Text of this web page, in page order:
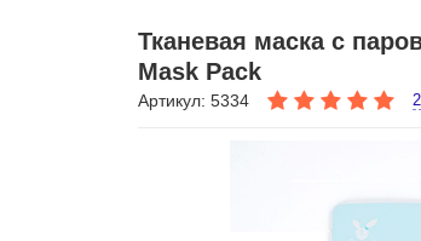
Тканевая маска с
Mask Pack
Артикул: 5334